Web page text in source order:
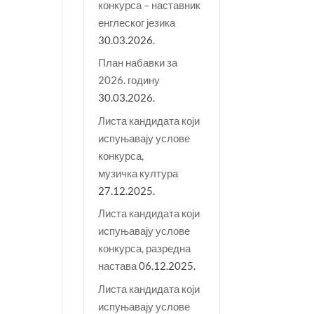
конкурса – наставник
енглеског језика
30.03.2026.
План набавки за
2026. годину
30.03.2026.
Листа кандидата који
испуњавају услове
конкурса,
музичка култура
27.12.2025.
Листа кандидата који
испуњавају услове
конкурса, разредна
настава06.12.2025.
Листа кандидата који
испуњавају услове